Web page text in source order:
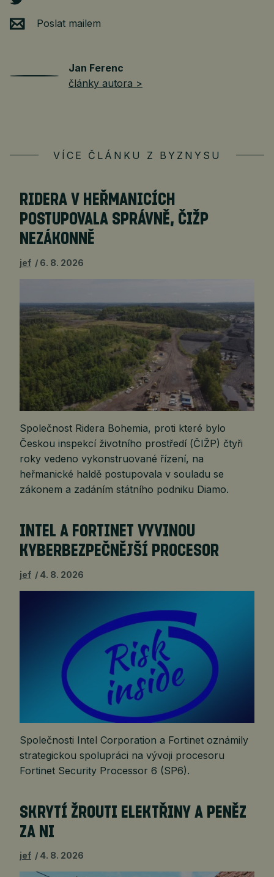
Poslat mailem
Jan Ferenc
články autora >
VÍCE ČLÁNKU Z BYZNYSU
RIDERA V HEŘMANICÍCH
POSTUPOVALA SPRÁVNĚ, ČIŽP
NEZÁKONNĚ
jef 6. 8. 2026
Společnost Ridera Bohemia, proti které bylo
Českou inspekcí životního prostředí (ČIŽP) čtyři
roky vedeno vykonstruované řízení, na
heřmanické haldě postupovala v souladu se
zákonem a zadáním státního podniku Diamo.
INTEL A FORTINET VYVINOU
KYBERBEZPEČNĚJŠÍ PROCESOR
jef 4. 8. 2026
Společnosti Intel Corporation a Fortinet oznámily
strategickou spolupráci na vývoji procesoru
Fortinet Security Processor 6 (SP6).
SKRYTÍ ŽROUTI ELEKTŘINY A PENĚZ
ZA NI
jef 4. 8. 2026